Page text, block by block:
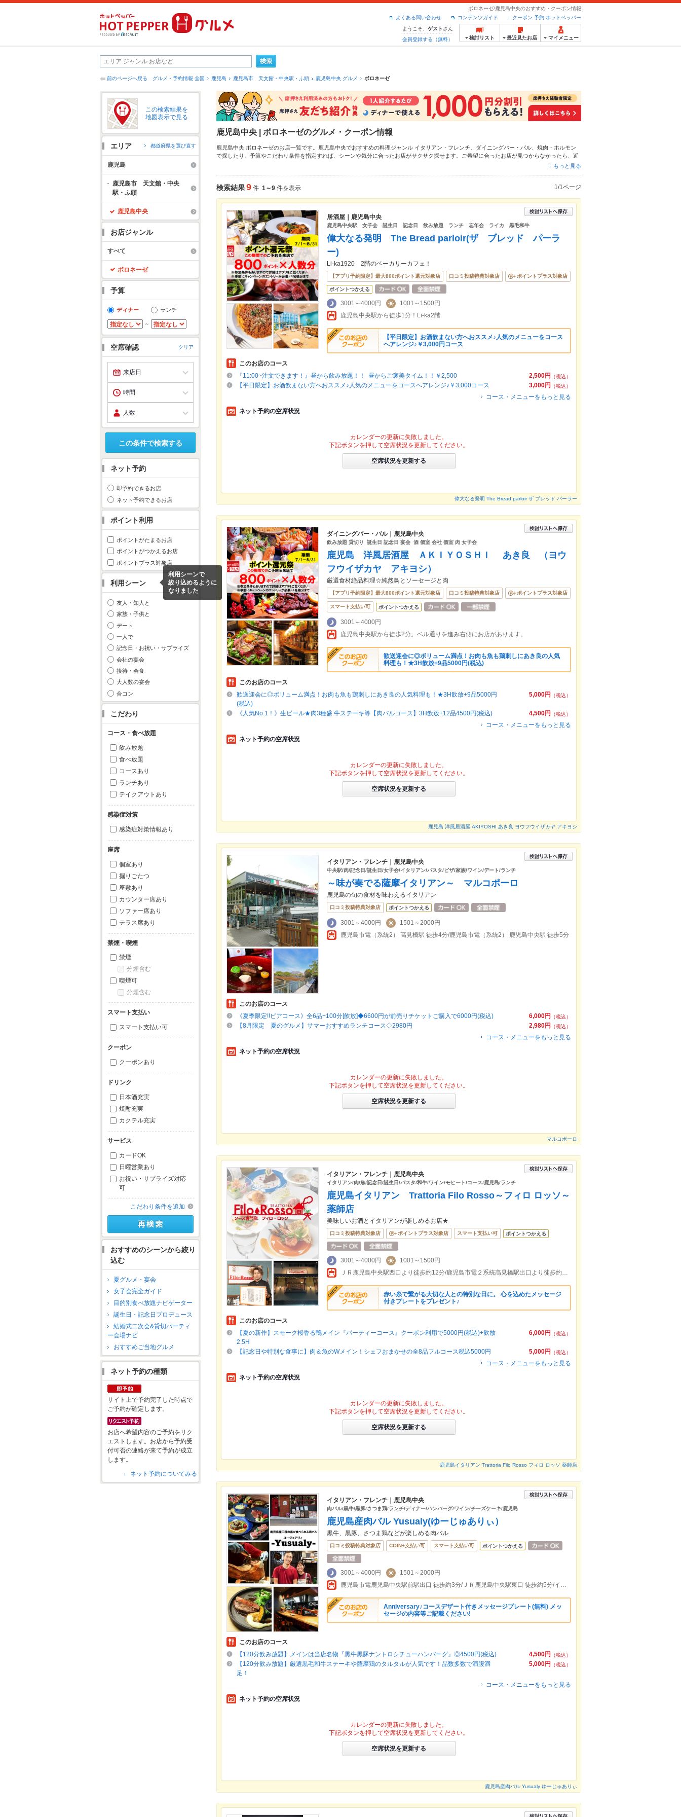
ボロネーゼ/鹿児島中央のおすすめ・クーポン情報
クーポン 予約 ホットペッパー
コンテンツガイド
よくある問い合わせ
ようこそ、 ゲスト さん
会員登録する（無料）
検討リスト 最近見たお店 マイメニュー
前のページへ戻る グルメ・予約情報 全国 鹿児島 鹿児島市 天文館・中央駅・ふ頭 鹿児島中央 グルメ ボロネーゼ
この検索結果を
地図表示で見る
エリア 都道府県を選び直す
鹿児島
鹿児島市 天文館・中央
駅・ふ頭
鹿児島中央
お店ジャンル
すべて
ボロネーゼ
予算
ディナー ランチ
～
空席確認 クリア
この条件で検索する
ネット予約
即予約できるお店
ネット予約できるお店
ポイント利用
ポイントがたまるお店
ポイントがつかえるお店
ポイントプラス対象店
利用シーン
利用シーンで
絞り込めるように
なりました
友人・知人と
家族・子供と
デート
一人で
記念日・お祝い・サプライズ
会社の宴会
接待・会食
大人数の宴会
合コン
こだわり
コース・食べ放題
飲み放題
食べ放題
コースあり
ランチあり
テイクアウトあり
感染症対策
感染症対策情報あり
座席
個室あり
掘りごたつ
座敷あり
カウンター席あり
ソファー席あり
テラス席あり
禁煙・喫煙
禁煙
分煙含む
喫煙可
分煙含む
スマート支払い
スマート支払い可
クーポン
クーポンあり
ドリンク
日本酒充実
焼酎充実
カクテル充実
サービス
カードOK
日曜営業あり
お祝い・サプライズ対応
可
こだわり条件を追加
おすすめのシーンから絞り
込む
夏グルメ・宴会
女子会完全ガイド
目的別食べ放題ナビゲーター
誕生日・記念日プロデュース
結婚式二次会&貸切パーティ
ー会場ナビ
おすすめご当地グルメ
ネット予約の種類
サイト上で予約完了した時点で
ご予約が確定します。
お店へ希望内容のご予約をリク
エストします。お店から予約受
付可否の連絡が来て予約が成立
します。
ネット予約についてみる
鹿児島中央 | ボロネーゼのグルメ・クーポン情報
鹿児島中央 ボロネーゼのお店一覧です。鹿児島中央でおすすめの料理ジャンル イタリアン・フレンチ ダイニングバー・バル
焼肉・ホルモン
で探したり、予算やこだわり条件を指定すれば、シーンや気分に合ったお店がサクサク探せます。ご希望に合ったお店が見つからなかったら、近
もチェックしてみてください。ホットペッパーグルメなら、お得なクーポンはもちろん、こだわりメニュー
からあ
もっと見る
検索結果9 件 1～9 件を表示 1/1ページ
居酒屋｜鹿児島中央
鹿児島中央駅 女子会 誕生日 記念日 飲み放題 ランチ 忘年会 ライカ 黒毛和牛
偉大なる発明 The Bread parloir(ザ ブレッド パーラ
ー)
Li-ka1920 2階のベーカリーカフェ！
【アプリ予約限定】最大800ポイント還元対象店 口コミ投稿特典対象店 ポイントプラス対象店
ポイントつかえる
3001～4000円
1001～1500円
鹿児島中央駅から徒歩1分！Li-ka2階
【平日限定】お酒飲まない方へおススメ♪人気のメニューをコース
へアレンジ♪￥3,000円コース
このお店のコース
2,500円
（税込）
『11:00~注文できます！』昼から飲み放題！！ 昼からご褒美タイム！！￥2,500
3,000円
（税込）
【平日限定】お酒飲まない方へおススメ♪人気のメニューをコースへアレンジ♪￥3,000コース
コース・メニューをもっと見る
ネット予約の空席状況
カレンダーの更新に失敗しました。
下記ボタンを押して空席状況を更新してください。
空席状況を更新する
偉大なる発明 The Bread parloir ザ ブレッド パーラー
ダイニングバー・バル｜鹿児島中央
飲み放題 貸切り 誕生日 記念日 宴会 酒 個室 会社 個室 肉 女子会
鹿児島 洋風居酒屋 ＡＫＩＹＯＳＨＩ あき良 （ヨウ
フウイザカヤ アキヨシ）
厳選食材絶品料理☆純然鳥とソーセージと肉
【アプリ予約限定】最大800ポイント還元対象店 口コミ投稿特典対象店 ポイントプラス対象店
スマート支払い可 ポイントつかえる
3001～4000円
鹿児島中央駅から徒歩2分。ベル通りを進み右側にお店があります。
歓送迎会に◎ボリューム満点！お肉も魚も鶏刺しにあき良の人気
料理も！★3H飲放+9品5000円(税込)
このお店のコース
5,000円
（税込）
歓送迎会に◎ボリューム満点！お肉も魚も鶏刺しにあき良の人気料理も！★3H飲放+9品5000円
(税込)
4,500円
（税込）
《人気No.1！》生ビール★肉3種盛.牛ステーキ等【肉バルコース】3H飲放+12品4500円(税込)
コース・メニューをもっと見る
ネット予約の空席状況
カレンダーの更新に失敗しました。
下記ボタンを押して空席状況を更新してください。
空席状況を更新する
鹿児島 洋風居酒屋 AKIYOSHI あき良 ヨウフウイザカヤ アキヨシ
イタリアン・フレンチ｜鹿児島中央
中央駅/肉/記念日/誕生日/女子会/イタリアン/パスタ/ピザ/家族/ワイン/デート/ランチ
～味が奏でる薩摩イタリアン～ マルコポーロ
鹿児島の旬の食材を味わえるイタリアン
口コミ投稿特典対象店 ポイントつかえる
3001～4000円
1501～2000円
鹿児島市電（系統2） 高見橋駅 徒歩4分/鹿児島市電（系統2） 鹿児島中央駅 徒歩5分
このお店のコース
6,000円
（税込）
《夏季限定!!ビアコース》全6品+100分[飲放]◆6600円が前売りチケットご購入で6000円(税込)
2,980円
（税込）
【8月限定 夏のグルメ】サマーおすすめランチコース◇2980円
コース・メニューをもっと見る
ネット予約の空席状況
カレンダーの更新に失敗しました。
下記ボタンを押して空席状況を更新してください。
空席状況を更新する
マルコポーロ
イタリアン・フレンチ｜鹿児島中央
イタリアン/肉/魚/記念日/誕生日/パスタ/和牛/ワイン/モヒート/コース/鹿児島/ランチ
鹿児島イタリアン Trattoria Filo Rosso～フィロ ロッソ～
薬師店
美味しいお酒とイタリアンが楽しめるお店★
口コミ投稿特典対象店 ポイントプラス対象店 スマート支払い可 ポイントつかえる
3001～4000円
1001～1500円
ＪＲ鹿児島中央駅西口より徒歩約12分/鹿児島市電２系統高見橋駅出口より徒歩約13分
赤い糸で繋がる大切な人との特別な日に。 心を込めたメッセージ
付きプレートをプレゼント♪
このお店のコース
6,000円
（税込）
【夏の新作】スモーク桜香る鴨メイン『パーティーコース』クーポン利用で5000円(税込)+飲放
2.5H
5,000円
（税込）
【記念日や特別な食事に】肉＆魚のWメイン！シェフおまかせの全8品フルコース税込5000円
コース・メニューをもっと見る
ネット予約の空席状況
カレンダーの更新に失敗しました。
下記ボタンを押して空席状況を更新してください。
空席状況を更新する
鹿児島イタリアン Trattoria Filo Rosso フィロ ロッソ 薬師店
イタリアン・フレンチ｜鹿児島中央
肉バル/黒牛/黒豚/さつま鶏/ランチ/ディナー/ハンバーグ/ワイン/チーズケーキ/鹿児島
鹿児島産肉バル Yusualy(ゆーじゅありぃ）
黒牛、黒豚、さつま鶏などが楽しめる肉バル
口コミ投稿特典対象店 COIN+支払い可 スマート支払い可 ポイントつかえる
3001～4000円
1501～2000円
鹿児島市電鹿児島中央駅前駅出口 徒歩約3分/ＪＲ鹿児島中央駅東口 徒歩約5分/イオンミスタードーナツ向側/ピンクの壁
Anniversary♪コースデザート付きメッセージプレート(無料) メッ
セージの内容等ご記載ください!
このお店のコース
4,500円
（税込）
【120分飲み放題】メインは当店名物『黒牛黒豚ナントロシチューハンバーグ』◎4500円(税込)
5,000円
（税込）
【120分飲み放題】厳選黒毛和牛ステーキや薩摩鶏のタルタルが人気です！品数多数で満腹満
足！
コース・メニューをもっと見る
ネット予約の空席状況
カレンダーの更新に失敗しました。
下記ボタンを押して空席状況を更新してください。
空席状況を更新する
鹿児島産肉バル Yusualy ゆーじゅありぃ